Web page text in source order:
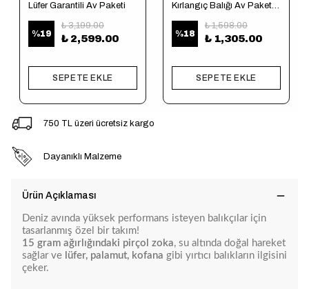
Lüfer Garantili Av Paketi
%19
₺ 3,199.00
₺ 2,599.00
SEPETE EKLE
Kırlangıç Balığı Av Paketi (Tekne için)
%18
₺ 1,598.00
₺ 1,305.00
SEPETE EKLE
750 TL üzeri ücretsiz kargo
Dayanıklı Malzeme
Ürün Açıklaması
Deniz avında yüksek performans isteyen balıkçılar için
tasarlanmış özel bir takım!
15 gram ağırlığındaki pirçol zoka, su altında doğal hareket
sağlar ve lüfer, palamut, kofana gibi yırtıcı balıkların ilgisini
çeker.